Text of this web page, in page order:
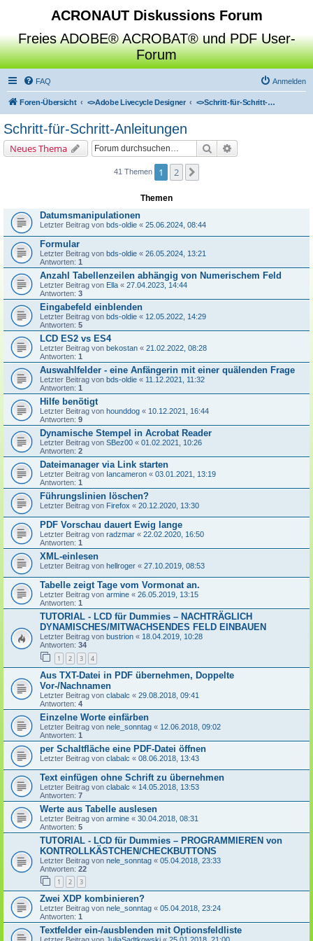
ACRONAUT Diskussions Forum
Freies ADOBE® ACROBAT® und PDF User-
Forum
FAQ Anmelden
Foren-Übersicht <>Adobe Livecycle Designer <>Schritt-für-Schritt-Anleitungen
Schritt-für-Schritt-Anleitungen
Neues Thema Suche
41 Themen 1 2
Themen
Datumsmanipulationen
Letzter Beitrag von bds-oldie « 25.06.2024, 08:44
Formular
Letzter Beitrag von bds-oldie « 26.05.2024, 13:21
Antworten: 1
Anzahl Tabellenzeilen abhängig von Numerischem Feld
Letzter Beitrag von Ella « 27.04.2023, 14:44
Antworten: 3
Eingabefeld einblenden
Letzter Beitrag von bds-oldie « 12.05.2022, 14:29
Antworten: 5
LCD ES2 vs ES4
Letzter Beitrag von bekostan « 21.02.2022, 08:28
Antworten: 1
Auswahlfelder - eine Anfängerin mit einer quälenden Frage
Letzter Beitrag von bds-oldie « 11.12.2021, 11:32
Antworten: 1
Hilfe benötigt
Letzter Beitrag von hounddog « 10.12.2021, 16:44
Antworten: 9
Dynamische Stempel in Acrobat Reader
Letzter Beitrag von SBez00 « 01.02.2021, 10:26
Antworten: 2
Dateimanager via Link starten
Letzter Beitrag von Iancameron « 03.01.2021, 13:19
Antworten: 1
Führungslinien löschen?
Letzter Beitrag von Firefox « 20.12.2020, 13:30
PDF Vorschau dauert Ewig lange
Letzter Beitrag von radzmar « 22.02.2020, 16:50
Antworten: 1
XML-einlesen
Letzter Beitrag von hellroger « 27.10.2019, 08:53
Tabelle zeigt Tage vom Vormonat an.
Letzter Beitrag von armine « 26.05.2019, 13:15
Antworten: 1
TUTORIAL - LCD für Dummies – NACHTRÄGLICH
DYNAMISCHES/MITWACHSENDES FELD EINBAUEN
Letzter Beitrag von bustrion « 18.04.2019, 10:28
Antworten: 34
1 2 3 4
Aus TXT-Datei in PDF übernehmen, Doppelte
Vor-/Nachnamen
Letzter Beitrag von clabalc « 29.08.2018, 09:41
Antworten: 4
Einzelne Worte einfärben
Letzter Beitrag von nele_sonntag « 12.06.2018, 09:02
Antworten: 1
per Schaltfläche eine PDF-Datei öffnen
Letzter Beitrag von clabalc « 08.06.2018, 13:43
Text einfügen ohne Schrift zu übernehmen
Letzter Beitrag von clabalc « 14.05.2018, 13:53
Antworten: 7
Werte aus Tabelle auslesen
Letzter Beitrag von armine « 30.04.2018, 08:31
Antworten: 5
TUTORIAL - LCD für Dummies – PROGRAMMIEREN von
KONTROLLKÄSTCHEN/CHECKBUTTONS
Letzter Beitrag von nele_sonntag « 05.04.2018, 23:33
Antworten: 22
1 2 3
Zwei XDP kombinieren?
Letzter Beitrag von nele_sonntag « 05.04.2018, 23:24
Antworten: 1
Textfelder ein-/ausblenden mit Optionsfeldliste